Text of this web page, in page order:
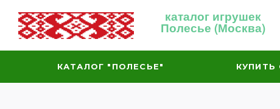
каталог игрушек
Полесье (Москва)
КАТАЛОГ "ПОЛЕСЬЕ"